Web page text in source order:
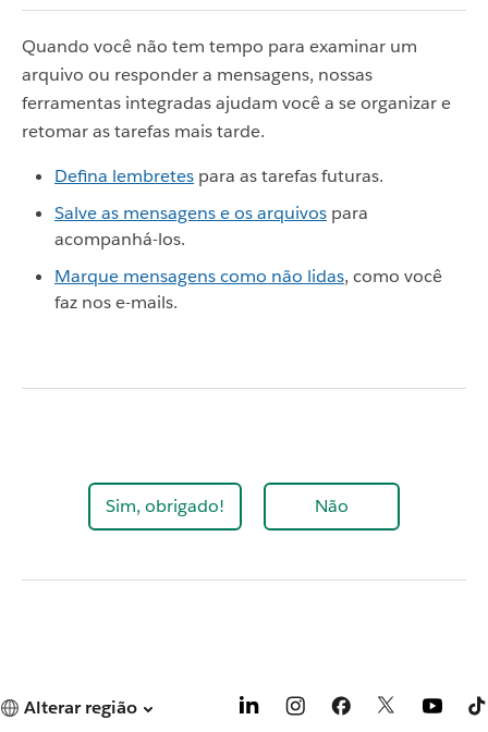
Quando você não tem tempo para examinar um
arquivo ou responder a mensagens, nossas
ferramentas integradas ajudam você a se organizar e
retomar as tarefas mais tarde.
Defina lembretes para as tarefas futuras.
Salve as mensagens e os arquivos para
acompanhá-los.
Marque mensagens como não lidas, como você
faz nos e-mails.
Sim, obrigado! Não
Alterar região